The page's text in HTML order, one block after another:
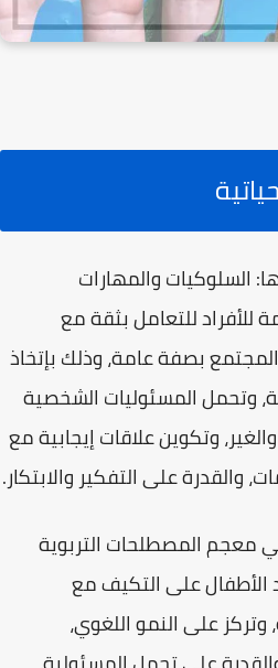
السلوكيات والمهارات
للأفراد للتعامل بثقة مع
بصفة عامة، وذلك بإتخاذ
وتحمل المسئوليات الشخصية
وتكوين علاقات إيجابية مع
والقدرة على التفكير والابتكار.
معجم المصطلحات التربوية
الأطفال على التكيف مع
على النمو اللغوي،